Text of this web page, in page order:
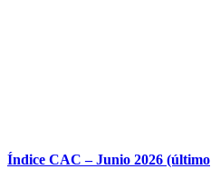
Índice CAC – Junio 2026 (último